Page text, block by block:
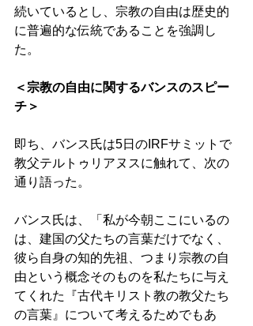
続いているとし、宗教の自由は歴史的
に普遍的な伝統であることを強調し
た。
＜宗教の自由に関するバンスのスピー
チ＞
即ち、バンス氏は5日のIRFサミットで
教父テルトゥリアヌスに触れて、次の
通り語った。
バンス氏は、「私が今朝ここにいるの
は、建国の父たちの言葉だけでなく、
彼ら自身の知的先祖、つまり宗教の自
由という概念そのものを私たちに与え
てくれた『古代キリスト教の教父たち
の言葉』について考えるためでもあ